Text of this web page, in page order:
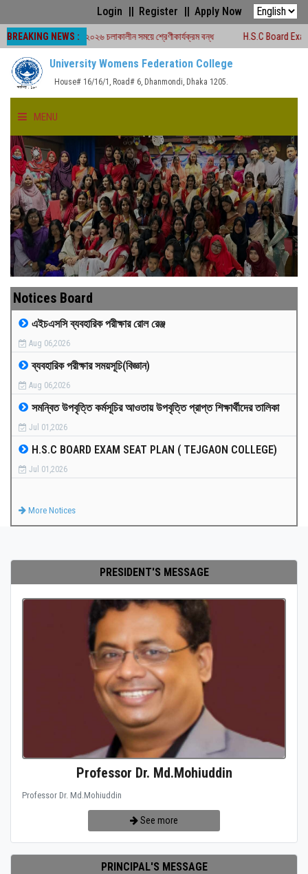
Login Register Apply Now
BREAKING NEWS :
পরীক্ষা -২০২৬ চলাকালীন সময়ে শ্রেণীকার্যক্রম বন্ধ H.S.C Board Exam Seat
University Womens Federation College
House# 16/16/1, Road# 6, Dhanmondi, Dhaka 1205.
MENU
HOME
ABOUT US
FACULTIES
ACADEMICS
GALLERY
MEDIA
PAYMENT
CO-CURRICULUM
RESULTS
Notices Board
এইচএসসি ব্যবহারিক পরীক্ষার রোল রেঞ্জ
Aug 06,2026
ব্যবহারিক পরীক্ষার সময়সূচি(বিজ্ঞান)
Aug 06,2026
সমন্বিত উপবৃত্তি কর্মসূচির আওতায় উপবৃত্তি প্রাপ্ত শিক্ষার্থীদের তালিকা
Jul 01,2026
H.S.C BOARD EXAM SEAT PLAN ( TEJGAON COLLEGE)
Jul 01,2026
More Notices
PRESIDENT'S MESSAGE
Professor Dr. Md.Mohiuddin
Professor Dr. Md.Mohiuddin
See more
PRINCIPAL'S MESSAGE